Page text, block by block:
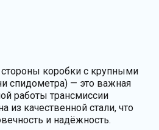
стороны коробки с крупными
спидометра) — это важная
работы трансмиссии
из качественной стали, что
и надёжность.